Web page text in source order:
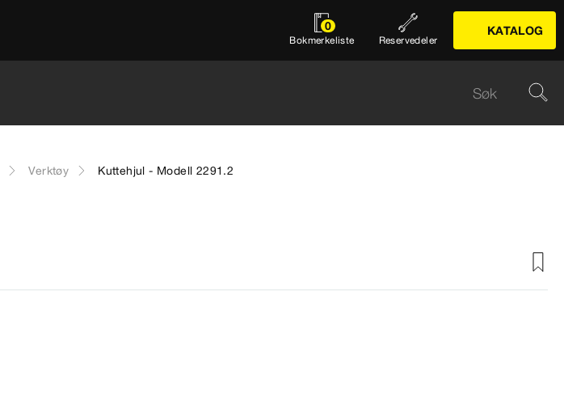
0
Bokmerkeliste Reservedeler
KATALOG
Verktøy Kuttehjul - Modell 2291.2